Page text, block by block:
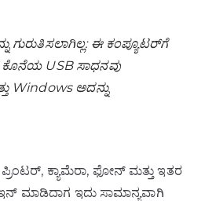
ಗುರುತಿಸಲಾಗಿಲ್ಲ: ಈ ಕಂಪ್ಯೂಟರ್‌ಗೆ
USB ಸಾಧನವು
Windows ಅದನ್ನು
ಕ್ಯಾಮೆರಾ, ಫೋನ್ ಮತ್ತು ಇತರ
ಮಾಡಿದಾಗ ಇದು ಸಾಮಾನ್ಯವಾಗಿ